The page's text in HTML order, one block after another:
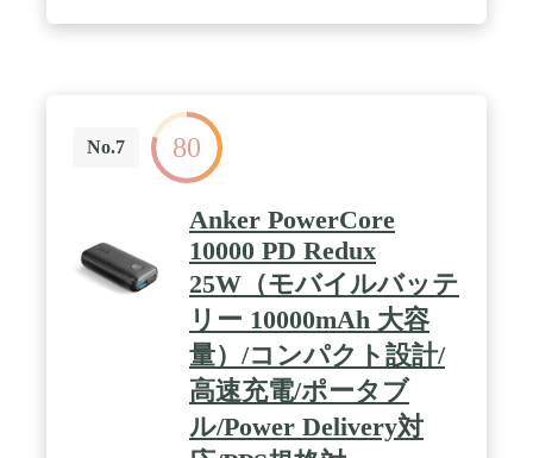
No.7 80
Anker PowerCore
10000 PD Redux
25W（モバイルバッテ
リー 10000mAh 大容
量）/コンパクト設計/
高速充電/ポータブ
ル/Power Delivery対